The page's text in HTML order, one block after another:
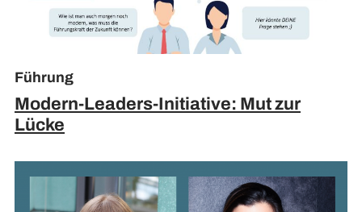
Führung
Modern-Leaders-Initiative: Mut zur
Lücke